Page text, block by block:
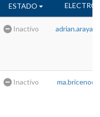
ESTADO
Inactivo
Inactivo